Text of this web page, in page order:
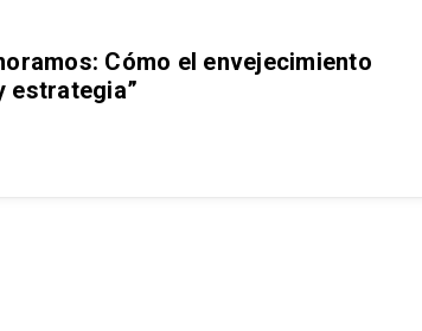
Cómo el envejecimiento
estrategia”